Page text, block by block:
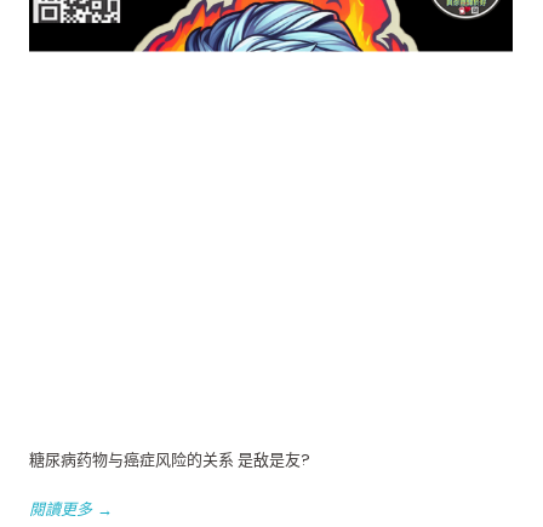
糖尿病药物与癌症风险的关系 是敌是友?
閱讀更多 →